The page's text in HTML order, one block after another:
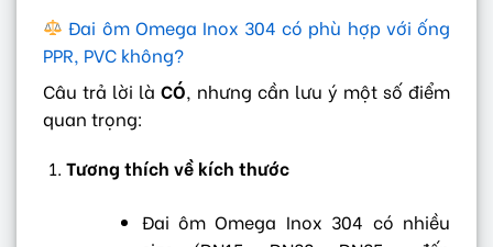
Đai ôm Omega Inox 304 có phù hợp với ống
PPR, PVC không?
Câu trả lời là CÓ, nhưng cần lưu ý một số điểm
quan trọng:
Tương thích về kích thước
Đai ôm Omega Inox 304 có nhiều